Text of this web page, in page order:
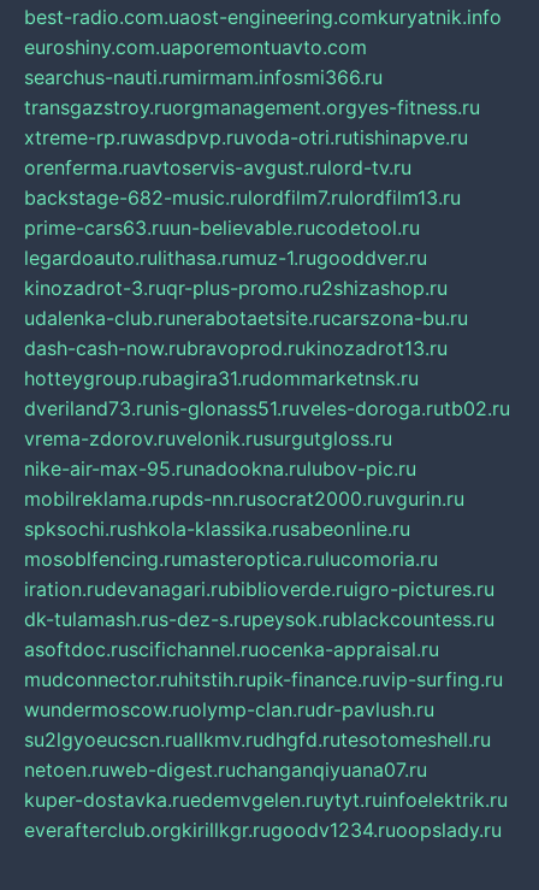
best-radio.com.uaost-engineering.comkuryatnik.info
euroshiny.com.uaporemontuavto.com
searchus-nauti.rumirmam.infosmi366.ru
transgazstroy.ruorgmanagement.orgyes-fitness.ru
xtreme-rp.ruwasdpvp.ruvoda-otri.rutishinapve.ru
orenferma.ruavtoservis-avgust.rulord-tv.ru
backstage-682-music.rulordfilm7.rulordfilm13.ru
prime-cars63.ruun-believable.rucodetool.ru
legardoauto.rulithasa.rumuz-1.rugooddver.ru
kinozadrot-3.ruqr-plus-promo.ru2shizashop.ru
udalenka-club.runerabotaetsite.rucarszona-bu.ru
dash-cash-now.rubravoprod.rukinozadrot13.ru
hotteygroup.rubagira31.rudommarketnsk.ru
dveriland73.runis-glonass51.ruveles-doroga.rutb02.ru
vrema-zdorov.ruvelonik.rusurgutgloss.ru
nike-air-max-95.runadookna.rulubov-pic.ru
mobilreklama.rupds-nn.rusocrat2000.ruvgurin.ru
spksochi.rushkola-klassika.rusabeonline.ru
mosoblfencing.rumasteroptica.rulucomoria.ru
iration.rudevanagari.rubiblioverde.ruigro-pictures.ru
dk-tulamash.rus-dez-s.rupeysok.rublackcountess.ru
asoftdoc.ruscifichannel.ruocenka-appraisal.ru
mudconnector.ruhitstih.rupik-finance.ruvip-surfing.ru
wundermoscow.ruolymp-clan.rudr-pavlush.ru
su2lgyoeucscn.ruallkmv.rudhgfd.rutesotomeshell.ru
netoen.ruweb-digest.ruchanganqiyuana07.ru
kuper-dostavka.ruedemvgelen.ruytyt.ruinfoelektrik.ru
everafterclub.orgkirillkgr.rugoodv1234.ruoopslady.ru